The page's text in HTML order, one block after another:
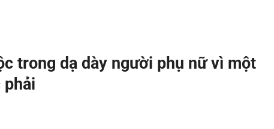
trong dạ dày người phụ nữ vì một